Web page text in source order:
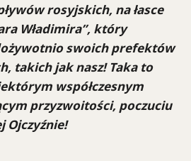
rosyjskich, na łasce
Władimira”, który
swoich prefektów
takich jak nasz! Taka to
współczesnym
przyzwoitości, poczuciu
Ojczyźnie!